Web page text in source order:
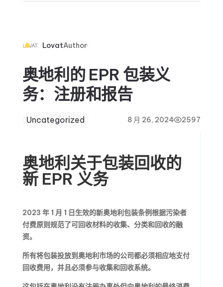
LovatAuthor
奥地利的 EPR 包装义
务：注册和报告
Uncategorized 8 月 26, 2024 2597
奥地利关于包装回收的
新 EPR 义务
2023 年 1 月 1 日生效的新奥地利包装条例根据污染者
付费原则规范了可回收材料的收集、分类和回收的融
资。
所有将包装投放到奥地利市场的公司都必须相应地支付
回收费用，并且必须参与收集和回收系统。